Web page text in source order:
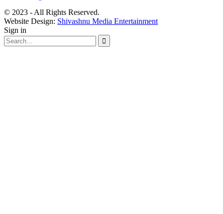
© 2023 - All Rights Reserved.
Website Design: Shivashnu Media Entertainment
Sign in